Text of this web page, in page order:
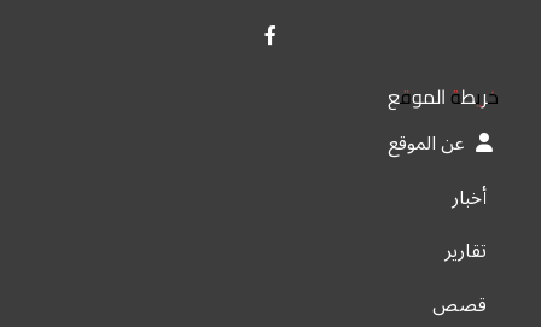
خريطة الموقع
عن الموقع
أخبار
تقارير
قصص